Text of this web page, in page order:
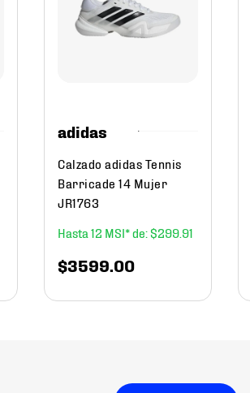
adidas
Calzado adidas Tennis
Barricade 14 Mujer
JR1763
12
$299 91
$3599.00